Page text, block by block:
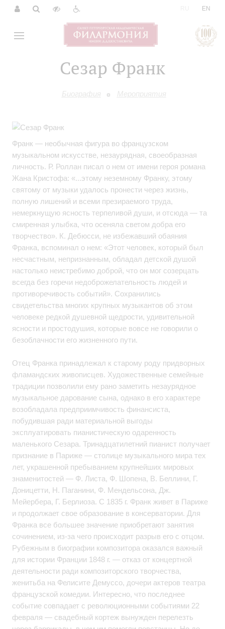
EN
Сезар Франк
Биография Мероприятия
Франк — необычная фигура во французском
музыкальном искусстве, незаурядная, своеобразная
личность. Р. Роллан писал о нем от имени героя романа
Жана Кристофа: «...этому неземному Франку, этому
святому от музыки удалось пронести через жизнь,
полную лишений и всеми презираемого труда,
немеркнущую ясность терпеливой души, и отсюда — та
смиренная улыбка, что осеняла светом добра его
творчество». К. Дебюсси, не избежавший обаяния
Франка, вспоминал о нем: «Этот человек, который был
несчастным, непризнанным, обладал детской душой
настолько неистребимо доброй, что он мог созерцать
всегда без горечи недоброжелательность людей и
противоречивость событий». Сохранились
свидетельства многих крупных музыкантов об этом
человеке редкой душевной щедрости, удивительной
ясности и простодушия, которые вовсе не говорили о
безоблачности его жизненного пути.
Отец Франка принадлежал к старому роду придворных
фламандских живописцев. Художественные семейные
традиции позволили ему рано заметить незаурядное
музыкальное дарование сына, однако в его характере
возобладала предприимчивость финансиста,
побудившая ради материальной выгоды
эксплуатировать пианистическую одаренность
маленького Сезара. Тринадцатилетний пианист получает
признание в Париже — столице музыкального мира тех
лет, украшенной пребыванием крупнейших мировых
знаменитостей — Ф. Листа, Ф. Шопена, В. Беллини, Г.
Доницетти, Н. Паганини, Ф. Мендельсона, Дж.
Мейербера, Г. Берлиоза. С 1835 г. Франк живет в Париже
и продолжает свое образование в консерватории. Для
Франка все большее значение приобретают занятия
сочинением, из-за чего происходит разрыв его с отцом.
Рубежным в биографии композитора оказался важный
для истории Франции 1848 г. — отказ от концертной
деятельности ради композиторского творчества,
женитьба на Фелисите Демуссо, дочери актеров театра
французской комедии. Интересно, что последнее
событие совпадает с революционными событиями 22
февраля — свадебный кортеж вынужден перелезть